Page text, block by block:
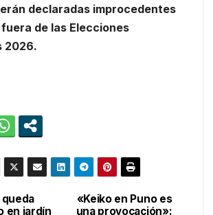
declaradas improcedentes
de las Elecciones
2026.
«Keiko en Puno es
una provocación»:
en jardín